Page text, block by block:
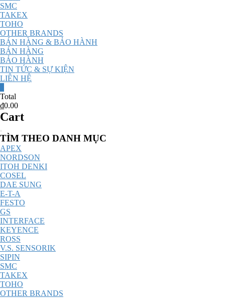
SMC
TAKEX
TOHO
OTHER BRANDS
BÁN HÀNG & BẢO HÀNH
BÁN HÀNG
BẢO HÀNH
TIN TỨC & SỰ KIỆN
LIÊN HỆ
Total
₫0.00
Cart
Catalog
Menu
TÌM THEO DANH MỤC
APEX
NORDSON
ITOH DENKI
COSEL
DAE SUNG
E-T-A
FESTO
GS
INTERFACE
KEYENCE
ROSS
V.S. SENSORIK
SIPIN
SMC
TAKEX
TOHO
OTHER BRANDS